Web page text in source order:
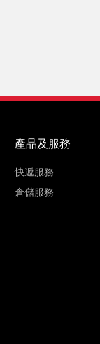
產品及服務
快遞服務
倉儲服務